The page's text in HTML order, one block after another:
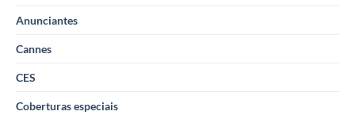
Anunciantes
Cannes
CES
Coberturas especiais